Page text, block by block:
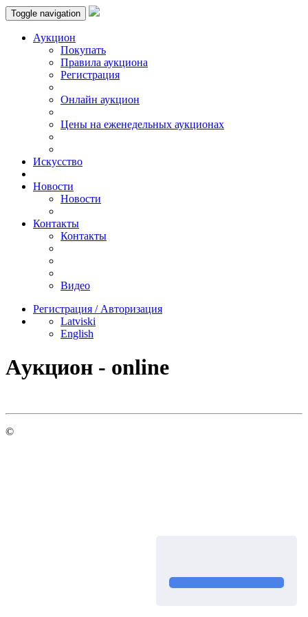
Toggle navigation
Аукцион
Пoкупать
Правила аукциона
Регистрация
Онлайн аукцион
Цены на еженедельных аукционах
Искусствo
Новости
Новости
Контакты
Контакты
Видео
Регистрация / Авторизация
Latviski
English
Aукцион - online
©